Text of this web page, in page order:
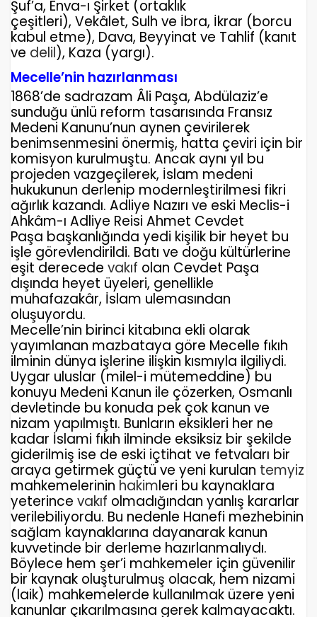
Şuf’a, Enva-ı Şirket (ortaklık
çeşitleri), Vekâlet, Sulh ve İbra, İkrar (borcu
kabul etme), Dava, Beyyinat ve Tahlif (kanıt
ve delil), Kaza (yargı).
Mecelle’nin hazırlanması
1868’de sadrazam Âli Paşa, Abdülaziz’e
sunduğu ünlü reform tasarısında Fransız
Medeni Kanunu’nun aynen çevirilerek
benimsenmesini önermiş, hatta çeviri için bir
komisyon kurulmuştu. Ancak aynı yıl bu
projeden vazgeçilerek, İslam medeni
hukukunun derlenip modernleştirilmesi fikri
ağırlık kazandı. Adliye Nazırı ve eski Meclis-i
Ahkâm-ı Adliye Reisi Ahmet Cevdet
Paşa başkanlığında yedi kişilik bir heyet bu
işle görevlendirildi. Batı ve doğu kültürlerine
eşit derecede vakıf olan Cevdet Paşa
dışında heyet üyeleri, genellikle
muhafazakâr, İslam ulemasından
oluşuyordu.
Mecelle’nin birinci kitabına ekli olarak
yayımlanan mazbataya göre Mecelle fıkıh
ilminin dünya işlerine ilişkin kısmıyla ilgiliydi.
Uygar uluslar (milel-i mütemeddine) bu
konuyu Medeni Kanun ile çözerken, Osmanlı
devletinde bu konuda pek çok kanun ve
nizam yapılmıştı. Bunların eksikleri her ne
kadar İslami fıkıh ilminde eksiksiz bir şekilde
giderilmiş ise de eski içtihat ve fetvaları bir
araya getirmek güçtü ve yeni kurulan temyiz
mahkemelerinin hakimleri bu kaynaklara
yeterince vakıf olmadığından yanlış kararlar
verilebiliyordu. Bu nedenle Hanefi mezhebinin
sağlam kaynaklarına dayanarak kanun
kuvvetinde bir derleme hazırlanmalıydı.
Böylece hem şer’i mahkemeler için güvenilir
bir kaynak oluşturulmuş olacak, hem nizami
(laik) mahkemelerde kullanılmak üzere yeni
kanunlar çıkarılmasına gerek kalmayacaktı.